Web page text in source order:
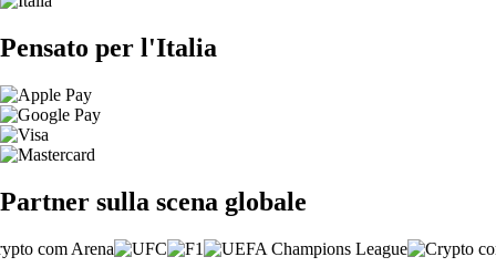
Pensato per l'Italia
Partner sulla scena globale